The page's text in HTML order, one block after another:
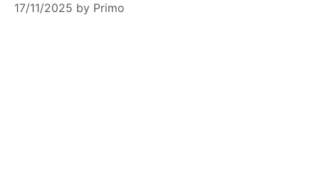
17/11/2025 by Primo